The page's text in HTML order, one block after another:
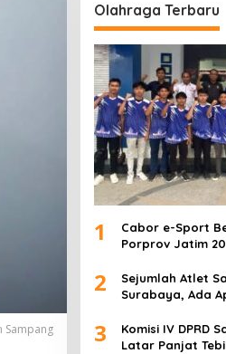
Sampang
Olahraga Terbaru
1
Cabor e-Sport
Porprov Jatim
2
Sejumlah Atlet
Surabaya, Ada
3
Komisi IV DPRD
Latar Panjat